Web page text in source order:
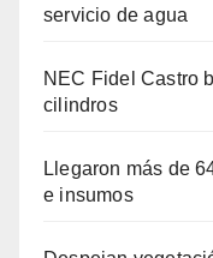
servicio de agua
NEC Fidel Castro
cilindros
Llegaron más de
e insumos